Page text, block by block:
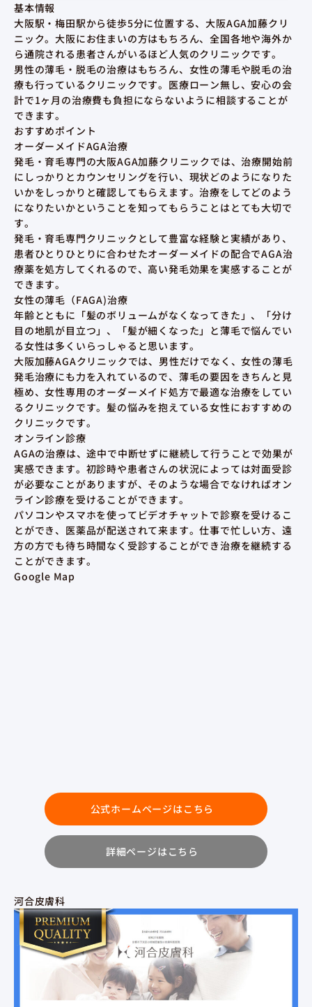
基本情報
大阪駅・梅田駅から徒歩5分に位置する、大阪AGA加藤クリ
ニック。大阪にお住まいの方はもちろん、全国各地や海外か
ら通院される患者さんがいるほど人気のクリニックです。
男性の薄毛・脱毛の治療はもちろん、女性の薄毛や脱毛の治
療も行っているクリニックです。医療ローン無し、安心の会
計で1ヶ月の治療費も負担にならないように相談することが
できます。
おすすめポイント
オーダーメイドAGA治療
発毛・育毛専門の大阪AGA加藤クリニックでは、治療開始前
にしっかりとカウンセリングを行い、現状どのようになりた
いかをしっかりと確認してもらえます。治療をしてどのよう
になりたいかということを知ってもらうことはとても大切で
す。
発毛・育毛専門クリニックとして豊富な経験と実績があり、
患者ひとりひとりに合わせたオーダーメイドの配合でAGA治
療薬を処方してくれるので、高い発毛効果を実感することが
できます。
女性の薄毛（FAGA)治療
年齢とともに「髪のボリュームがなくなってきた」、「分け
目の地肌が目立つ」、「髪が細くなった」と薄毛で悩んでい
る女性は多くいらっしゃると思います。
大阪加藤AGAクリニックでは、男性だけでなく、女性の薄毛
発毛治療にも力を入れているので、薄毛の要因をきちんと見
極め、女性専用のオーダーメイド処方で最適な治療をしてい
るクリニックです。髪の悩みを抱えている女性におすすめの
クリニックです。
オンライン診療
AGAの治療は、途中で中断せずに継続して行うことで効果が
実感できます。初診時や患者さんの状況によっては対面受診
が必要なことがありますが、そのような場合でなければオン
ライン診療を受けることができます。
パソコンやスマホを使ってビデオチャットで診察を受けるこ
とができ、医薬品が配送されて来ます。仕事で忙しい方、遠
方の方でも待ち時間なく受診することができ治療を継続する
ことができます。
Google Map
公式ホームページはこちら
詳細ページはこちら
河合皮膚科